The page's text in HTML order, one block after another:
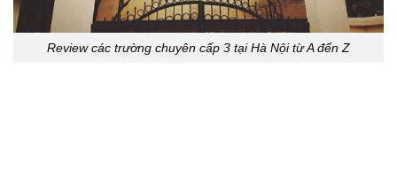
Review các trường chuyên cấp 3 tại Hà Nội từ A đến Z